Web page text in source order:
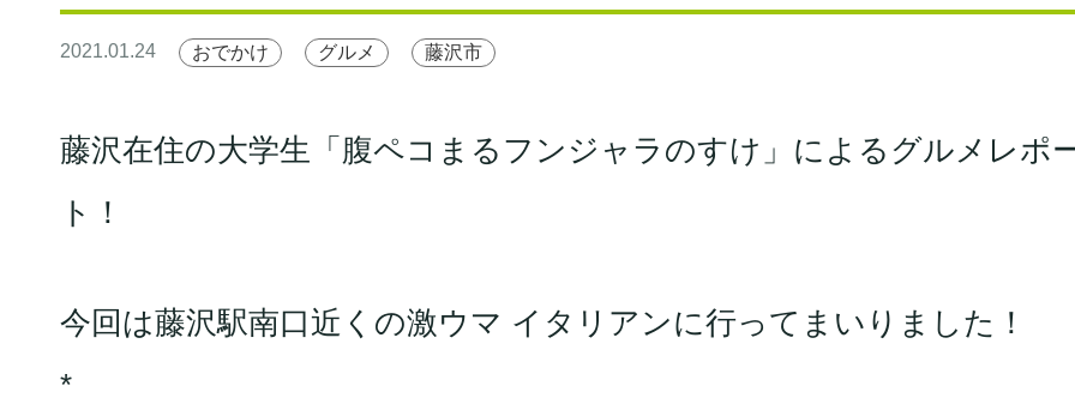
2021.01.24 おでかけ グルメ 藤沢市
藤沢在住の大学生「腹ペコまるフンジャラのすけ」によるグルメレポ
ト！
今回は藤沢駅南口近くの激ウマ イタリアンに行ってまいりました！
*